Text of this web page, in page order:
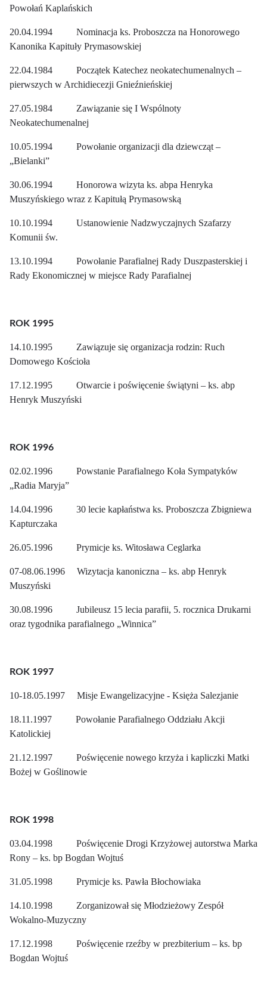
Powołań Kaplańskich
20.04.1994 Nominacja ks. Proboszcza na Honorowego
Kanonika Kapituły Prymasowskiej
22.04.1984 Początek Katechez neokatechumenalnych –
pierwszych w Archidiecezji Gnieźnieńskiej
27.05.1984 Zawiązanie się I Wspólnoty
Neokatechumenalnej
10.05.1994 Powołanie organizacji dla dziewcząt –
„Bielanki”
30.06.1994 Honorowa wizyta ks. abpa Henryka
Muszyńskiego wraz z Kapitułą Prymasowską
10.10.1994 Ustanowienie Nadzwyczajnych Szafarzy
Komunii św.
13.10.1994 Powołanie Parafialnej Rady Duszpasterskiej i
Rady Ekonomicznej w miejsce Rady Parafialnej
ROK 1995
14.10.1995 Zawiązuje się organizacja rodzin: Ruch
Domowego Kościoła
17.12.1995 Otwarcie i poświęcenie świątyni – ks. abp
Henryk Muszyński
ROK 1996
02.02.1996 Powstanie Parafialnego Koła Sympatyków
„Radia Maryja”
14.04.1996 30 lecie kapłaństwa ks. Proboszcza Zbigniewa
Kapturczaka
26.05.1996 Prymicje ks. Witosława Ceglarka
07-08.06.1996 Wizytacja kanoniczna – ks. abp Henryk
Muszyński
30.08.1996 Jubileusz 15 lecia parafii, 5. rocznica Drukarni
oraz tygodnika parafialnego „Winnica”
ROK 1997
10-18.05.1997 Misje Ewangelizacyjne - Księża Salezjanie
18.11.1997 Powołanie Parafialnego Oddziału Akcji
Katolickiej
21.12.1997 Poświęcenie nowego krzyża i kapliczki Matki
Bożej w Goślinowie
ROK 1998
03.04.1998 Poświęcenie Drogi Krzyżowej autorstwa Marka
Rony – ks. bp Bogdan Wojtuś
31.05.1998 Prymicje ks. Pawła Błochowiaka
14.10.1998 Zorganizował się Młodzieżowy Zespół
Wokalno-Muzyczny
17.12.1998 Poświęcenie rzeźby w prezbiterium – ks. bp
Bogdan Wojtuś